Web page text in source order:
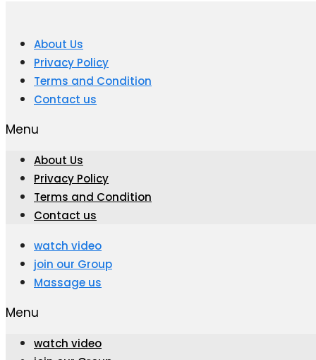
About Us
Privacy Policy
Terms and Condition
Contact us
Menu
About Us
Privacy Policy
Terms and Condition
Contact us
watch video
join our Group
Massage us
Menu
watch video